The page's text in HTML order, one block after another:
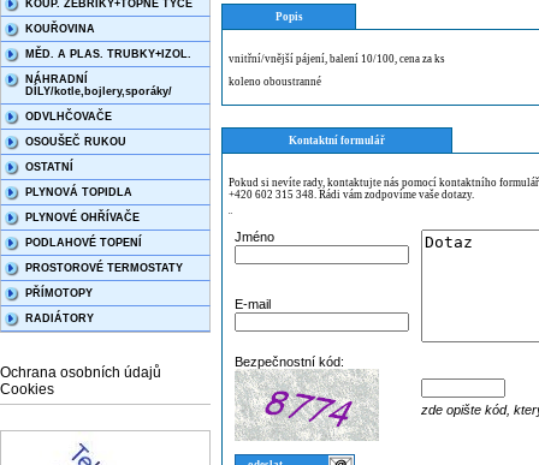
KOUP. ŽEBŘÍKY+TOPNÉ TYČE
KOUŘOVINA
MĚD. A PLAS. TRUBKY+IZOL.
NÁHRADNÍ
DÍLY/kotle,bojlery,sporáky/
ODVLHČOVAČE
OSOUŠEČ RUKOU
OSTATNÍ
PLYNOVÁ TOPIDLA
PLYNOVÉ OHŘÍVAČE
PODLAHOVÉ TOPENÍ
PROSTOROVÉ TERMOSTATY
PŘÍMOTOPY
RADIÁTORY
Ochrana osobních údajů
Cookies
Popis
vnitřní/vnější pájení, balení 10/100, cena za ks
koleno oboustranné
Kontaktní formulář
Pokud si nevíte rady, kontaktujte nás pomocí kontaktního
+420 602 315 348. Rádi vám zodpovíme vaše dotazy.
¨
Jméno
E-mail
Bezpečnostní kód:
zde opište kód,